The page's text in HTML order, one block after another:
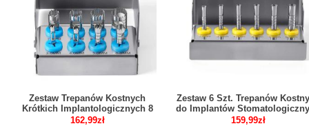
Zestaw Trepanów Kostnych
Krótkich Implantologicznych 8
Szt.
162,99zł
Zestaw 6 Szt. Trepanów
do Implantów
Narzędzia Chirurgiczne
159,99zł